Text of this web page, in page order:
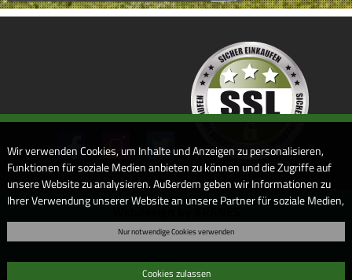
Webdesign by ARANES
Wir verwenden Cookies, um Inhalte und Anzeigen zu personalisieren,
Funktionen für soziale Medien anbieten zu können und die Zugriffe auf
unsere Website zu analysieren. Außerdem geben wir Informationen zu
Ihrer Verwendung unserer Website an unsere Partner für soziale Medien,
Informationen möglicherweise mit weiteren Daten zusammen, die Sie
Dienste gesammelt haben. Sofern Sie uns Ihre Einwilligung geben,
Nur notwendige Cookies verwenden
Cookies zulassen